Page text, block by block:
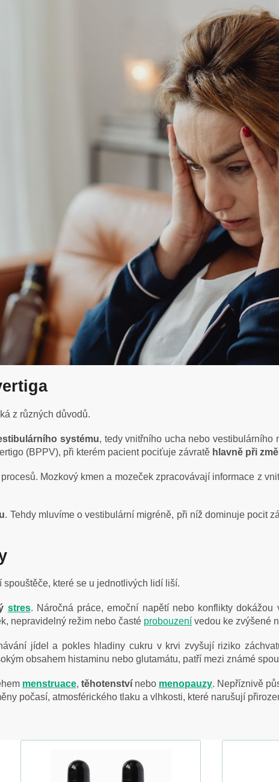
z různých důvodů.
systému, tedy vnitřního ucha nebo
(BPPV), při kterém pacient pociťuje závratě hlavně při
Mozkový kmen a mozeček zpracovávají informace z
. Tehdy mluvíme o vestibulární migréně, při níž dominuje pocit
které se u jednotlivých lidí liší.
stres. Náročná práce, emoční napětí nebo konflikty
nepravidelný režim nebo časté probouzení vedou ke zvýšené
jídel a pokles hladiny cukru v krvi zvyšují riziko
obsahem histaminu nebo glutamátu, patří mezi známé
menstruace, těhotenstvínebo menopauzy. Nepříznivě
počasí, atmosférického tlaku a vlhkosti, které narušují